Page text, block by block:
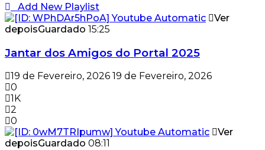
Add New Playlist
Ver
depoisGuardado 15:25
Jantar dos Amigos do Portal 2025
19 de Fevereiro, 2026 19 de Fevereiro, 2026
0
1K
2
0
Ver
depoisGuardado 08:11